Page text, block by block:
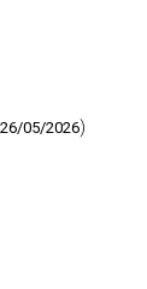
26/05/2026)